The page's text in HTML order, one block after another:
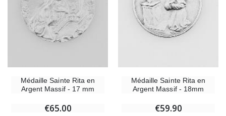
Médaille Sainte Rita en
Argent Massif - 17 mm
€65.00
Médaille Sainte Rita en
Argent Massif - 18mm
€59.90-25%